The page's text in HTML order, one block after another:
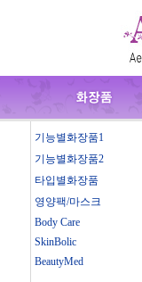
기능별화장품1
기능별화장품2
타입별화장품
영양팩/마스크
Body Care
SkinBolic
BeautyMed